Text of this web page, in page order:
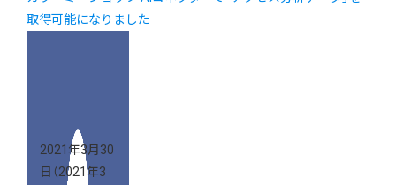
取得可能になりました
2021年3月30
日 （2021年3